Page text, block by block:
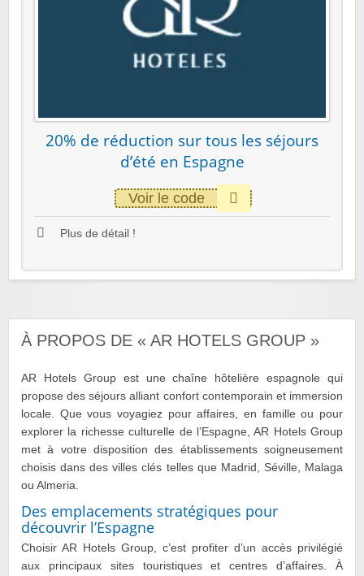
20% de réduction sur tous les séjours
d’été en Espagne
Voir le code
Plus de détail !
À PROPOS DE « AR HOTELS GROUP »
AR Hotels Group est une chaîne hôtelière espagnole qui
propose des séjours alliant confort contemporain et immersion
locale. Que vous voyagiez pour affaires, en famille ou pour
explorer la richesse culturelle de l’Espagne, AR Hotels Group
met à votre disposition des établissements soigneusement
choisis dans des villes clés telles que Madrid, Séville, Malaga
ou Almeria.
Des emplacements stratégiques pour
découvrir l’Espagne
Choisir AR Hotels Group, c’est profiter d’un accès privilégié
aux principaux sites touristiques et centres d’affaires. À